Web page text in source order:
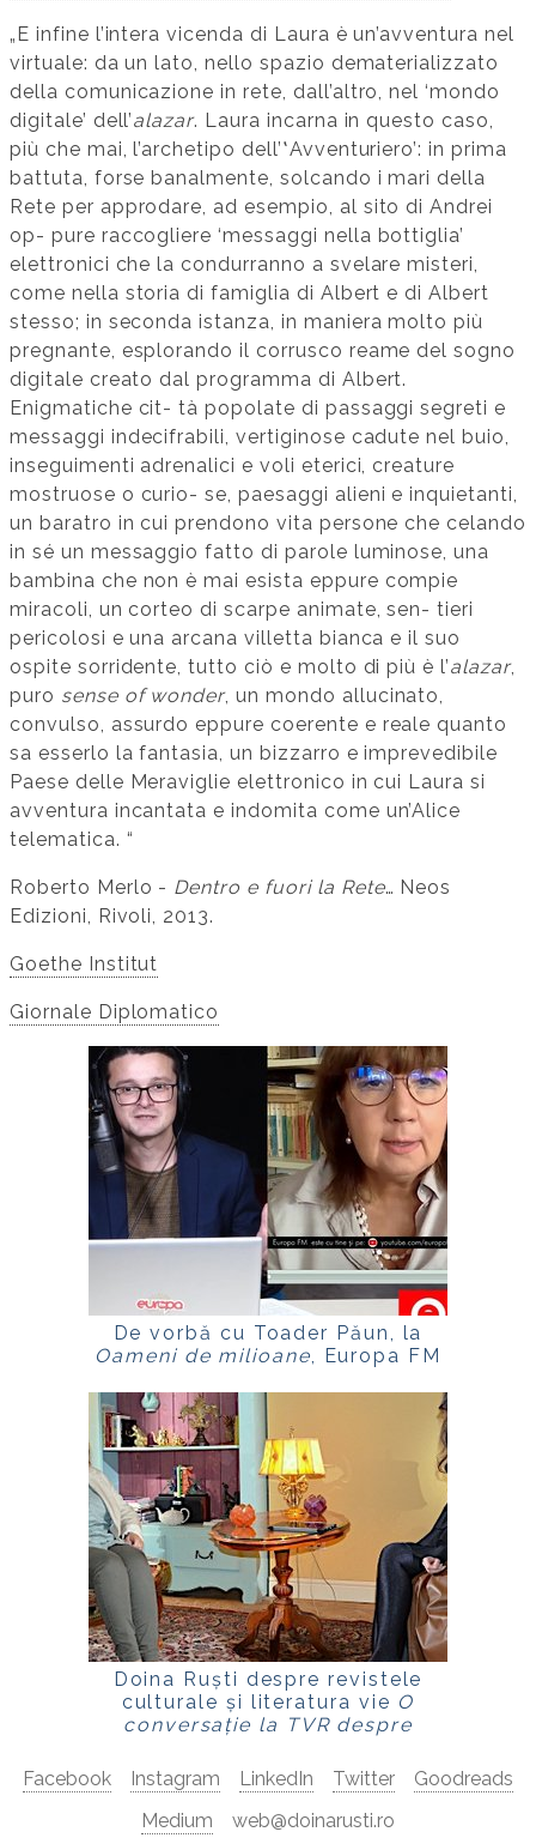
„E infine l’intera vicenda di Laura è un’avventura nel
virtuale: da un lato, nello spazio dematerializzato
della comunicazione in rete, dall’altro, nel ‘mondo
digitale’ dell’alazar. Laura incarna in questo caso,
più che mai, l’archetipo dell’‛Avventuriero’: in prima
battuta, forse banalmente, solcando i mari della
Rete per approdare, ad esempio, al sito di Andrei
op- pure raccogliere ‘messaggi nella bottiglia’
elettronici che la condurranno a svelare misteri,
come nella storia di famiglia di Albert e di Albert
stesso; in seconda istanza, in maniera molto più
pregnante, esplorando il corrusco reame del sogno
digitale creato dal programma di Albert.
Enigmatiche cit- tà popolate di passaggi segreti e
messaggi indecifrabili, vertiginose cadute nel buio,
inseguimenti adrenalici e voli eterici, creature
mostruose o curio- se, paesaggi alieni e inquietanti,
un baratro in cui prendono vita persone che celando
in sé un messaggio fatto di parole luminose, una
bambina che non è mai esista eppure compie
miracoli, un corteo di scarpe animate, sen- tieri
pericolosi e una arcana villetta bianca e il suo
ospite sorridente, tutto ciò e molto di più è l’alazar,
puro sense of wonder, un mondo allucinato,
convulso, assurdo eppure coerente e reale quanto
sa esserlo la fantasia, un bizzarro e imprevedibile
Paese delle Meraviglie elettronico in cui Laura si
avventura incantata e indomita come un’Alice
telematica. “
Roberto Merlo - Dentro e fuori la Rete… Neos
Edizioni, Rivoli, 2013.
Goethe Institut
Giornale Diplomatico
De vorbă cu Toader Păun, la
Oameni de milioane, Europa FM
Doina Ruști despre revistele
culturale și literatura vie O
conversație la TVR despre
Facebook
Instagram LinkedIn Twitter
Goodreads
Medium
web@doinarusti.ro